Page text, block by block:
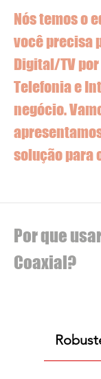
Nós temos o
você precisa
Digital/TV
Telefonia e
negócio.
solução para
Por que
Coaxial?